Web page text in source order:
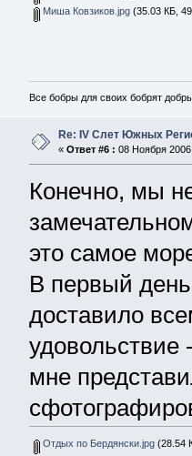
Миша Ковзиков.jpg(35.03 КБ,
Все бобры для своих бобрят
Re: IV Слет Южных
« Ответ #6 : 08 Ноября
Конечно, мы
это самое
В первый
доставило
удовольствие
мне
Отдых по Бердянски.jpg(28.54